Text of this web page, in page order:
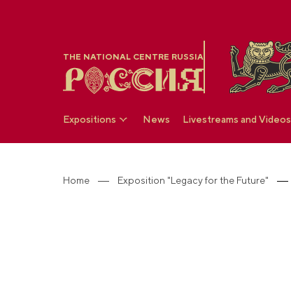
THE NATIONAL CENTRE RUSSIA
Expositions News Livestreams and Videos
Home Exposition "Legacy for the Future"